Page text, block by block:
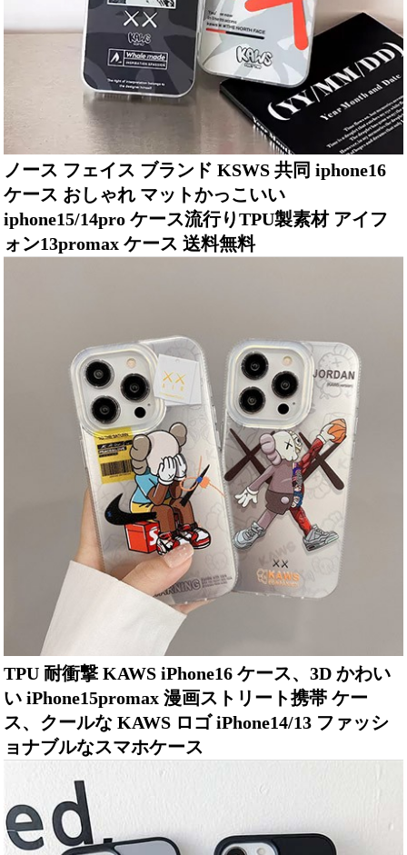
ノース フェイス ブランド KSWS 共同 iphone16
ケース おしゃれ マットかっこいい
iphone15/14pro ケース流行りTPU製素材 アイフ
ォン13promax ケース 送料無料
TPU 耐衝撃 KAWS iPhone16 ケース、3D かわい
い iPhone15promax 漫画ストリート携帯 ケー
ス、クールな KAWS ロゴ iPhone14/13 ファッシ
ョナブルなスマホケース